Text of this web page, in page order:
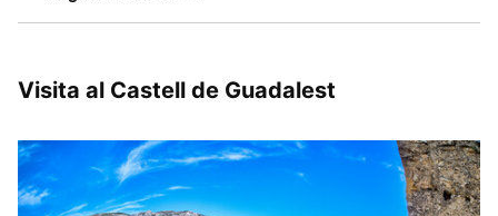
Visita al Castell de Guadalest